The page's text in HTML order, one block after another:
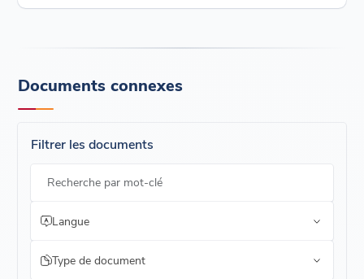
Documents connexes
Filtrer les documents
Recherche par mot-clé
Langue
Type de document